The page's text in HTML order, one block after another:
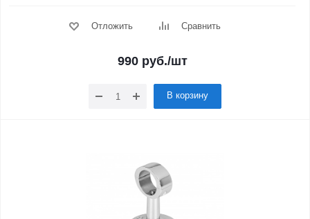
Отложить Сравнить
990 руб./шт
В корзину